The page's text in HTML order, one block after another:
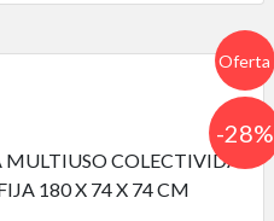
Oferta
-28%